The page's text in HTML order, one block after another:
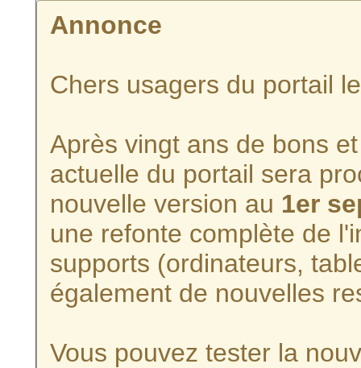
Annonce
Chers usagers du portail
Après vingt ans de bons
actuelle du portail sera
nouvelle version au 1er
une refonte complète de
supports (ordinateurs,
également de nouvelles
Vous pouvez tester la